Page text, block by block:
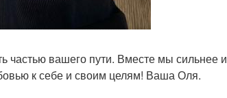
частью вашего пути. Вместе мы сильнее и
к себе и своим целям! Ваша Оля.